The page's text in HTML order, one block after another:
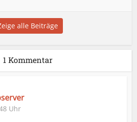
alle Beiträge
1 Kommentar
Uhr